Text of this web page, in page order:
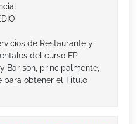
de Restaurante y
del curso FP
Bar son, principalmente,
para obtener el Titulo